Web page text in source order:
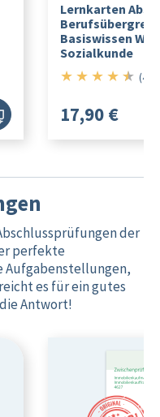
Lernkarten
Basiswissen
Sozialkunde
★ ★ ★ ★ ★ 4.5/5
17,90 €
der
perfekte
Aufgabenstellungen,
es für ein gutes
Antwort!